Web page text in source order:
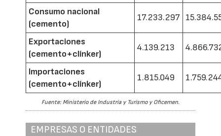
Consumo nacional
(cemento)
17.233.297
Exportaciones
(cemento+clínker)
4.139.213
Importaciones
(cemento+clínker)
1.815.049
Fuente: Ministerio de Industria y Turismo y Oficemen.
EMPRESAS O ENTIDADES